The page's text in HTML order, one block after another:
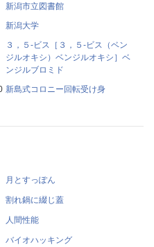
新潟市立図書館
新潟大学
３，５‐ビス［３，５‐ビス（ベン
ジルオキシ）ベンジルオキシ］ベ
ンジルブロミド
新島式コロニー回転受け身
月とすっぽん
割れ鍋に綴じ蓋
人間性能
バイオハッキング